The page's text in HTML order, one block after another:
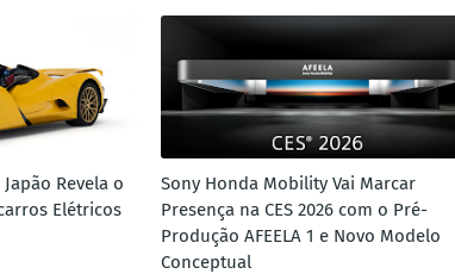
Revela o
Elétricos
Sony Honda Mobility Vai Marcar
Presença na CES 2026 com o Pré-
Produção AFEELA 1 e Novo Modelo
Conceptual